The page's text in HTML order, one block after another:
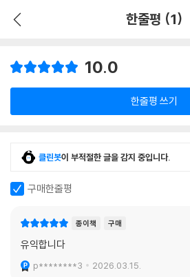
한줄평 (1)
10.0
한줄평 쓰기
클린봇이 부적절한 글을 감지 중입니다.
구매한줄평
종이책 구매
유익합니다
p********3 2026.03.15.